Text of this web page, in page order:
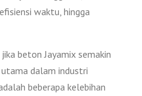
waktu, hingga
beton Jayamix semakin
dalam industri
beberapa kelebihan